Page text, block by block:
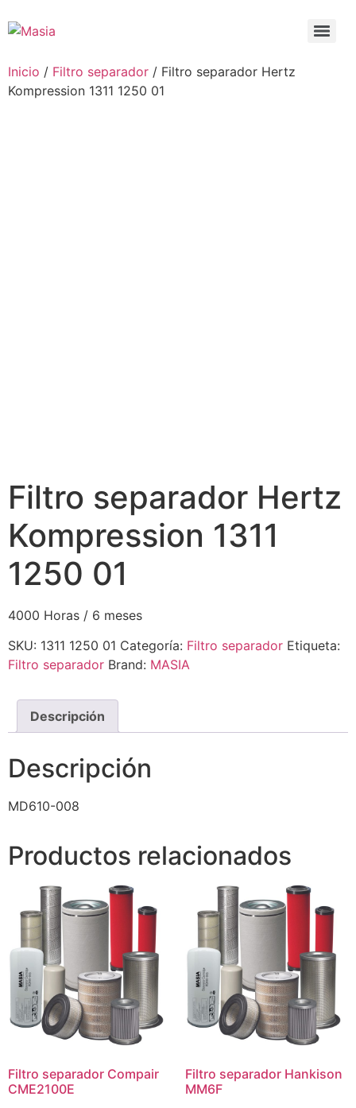
Inicio / Filtro separador / Filtro separador Hertz
Kompression 1311 1250 01
Filtro separador Hertz
Kompression 1311
1250 01
4000 Horas / 6 meses
SKU: 1311 1250 01 Categoría: Filtro separador Etiqueta:
Filtro separador Brand: MASIA
Descripción
Descripción
MD610-008
Productos relacionados
Filtro separador Compair
CME2100E
Filtro separador Hankison
MM6F